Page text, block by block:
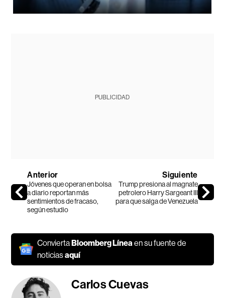
PUBLICIDAD
Anterior
Jóvenes que operan en bolsa
a diario reportan más
sentimientos de fracaso,
según estudio
Siguiente
Trump presiona al magnate
petrolero Harry Sargeant III
para que salga de Venezuela
ConviertaBloomberg Línea en su fuente de
noticiasaquí
Carlos Cuevas